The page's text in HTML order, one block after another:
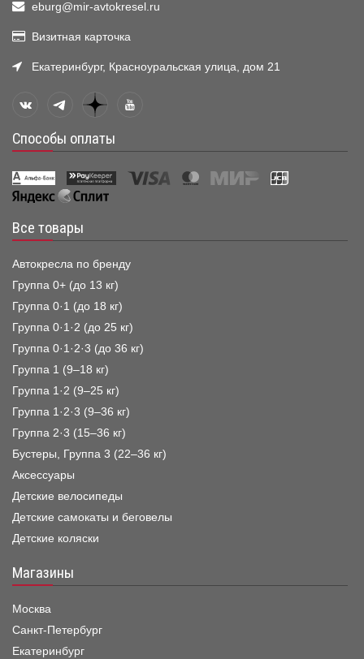
eburg@mir-avtokresel.ru
Визитная карточка
Екатеринбург, Красноуральская улица, дом 21
Способы оплаты
Все товары
Автокресла по бренду
Группа 0+ (до 13 кг)
Группа 0·1 (до 18 кг)
Группа 0·1·2 (до 25 кг)
Группа 0·1·2·3 (до 36 кг)
Группа 1 (9–18 кг)
Группа 1·2 (9–25 кг)
Группа 1·2·3 (9–36 кг)
Группа 2·3 (15–36 кг)
Бустеры, Группа 3 (22–36 кг)
Аксессуары
Детские велосипеды
Детские самокаты и беговелы
Детские коляски
Магазины
Москва
Санкт-Петербург
Екатеринбург